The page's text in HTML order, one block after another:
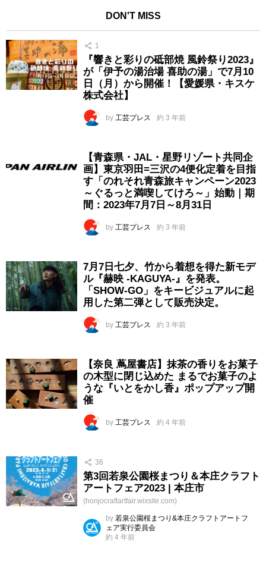
DON'T MISS
1
『響きと彩りの砥部焼 風鈴祭り2023』
が「伊予の湯治場 喜助の湯」で7月10
日（月）から開催！【愛媛県・キスケ
株式会社】
by 工芸プレス 約 3 年前
【青森県・JAL・星野リゾート共同企
画】東京羽田=三沢の4便化定着を目指
す「のれそれ青森旅キャンペーン2023
～ぐるっと満喫してけろ～」始動｜期
間：2023年7月7日～8月31日
by 工芸プレス 約 3 年前
7月7日七夕、竹から着想を得た新モデ
ル『赫映 -KAGUYA-』を発表。
「SHOW-GO」をキービジュアルに起
用した第二弾として販売決定。
by 工芸プレス 約 3 年前
【奈良 蔦屋書店】抹茶の香りをお菓子
の木型に閉じ込めた まるでお菓子のよ
うな『いとをかし香』ポップアップ開
催
by 工芸プレス 約 4 年前
36
第3回若泉公園桜まつり＆本庄クラフト
アートフェア2023 | 本庄市
(honjocraftartfair.wixsite.com)
by 若泉公園桜まつり&本庄クラフトアートフ
ェア実行委員会
約 4 年前